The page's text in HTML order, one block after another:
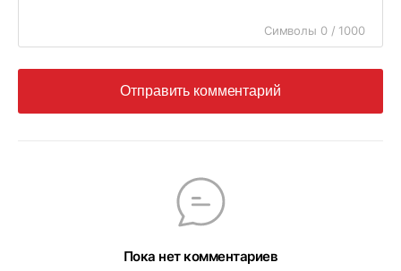
Символы 0 / 1000
Отправить комментарий
Пока нет комментариев